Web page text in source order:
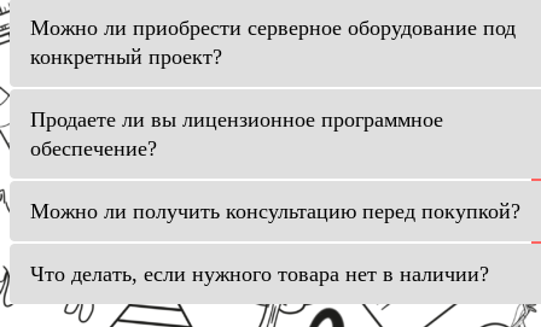
Можно ли приобрести серверное оборудование под
конкретный проект?
Продаете ли вы лицензионное программное
обеспечение?
Можно ли получить консультацию перед покупкой?
Что делать, если нужного товара нет в наличии?